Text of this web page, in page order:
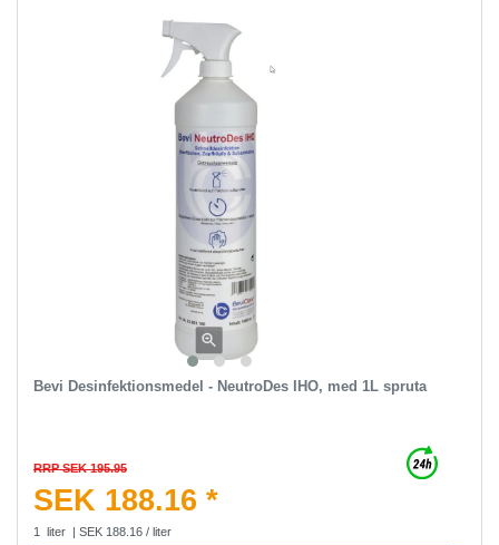
Bevi Desinfektionsmedel - NeutroDes IHO, med 1L spruta
RRP SEK 195.95
SEK 188.16 *
1 liter | SEK 188.16 / liter